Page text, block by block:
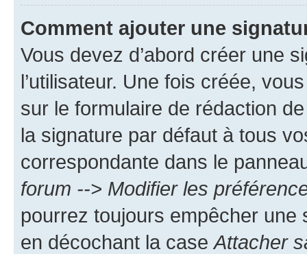
Comment ajouter une
Vous devez d’abord créer une
l’utilisateur. Une fois créée,
sur le formulaire de rédaction
la signature par défaut à tous
correspondante dans le
forum --> Modifier les
pourrez toujours empêcher une
en décochant la caseAttacher